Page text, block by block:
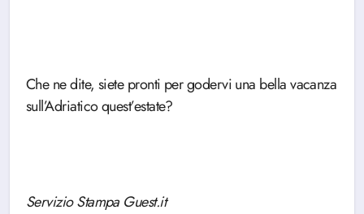
Che ne dite, siete pronti per godervi una bella vacanza
sull’Adriatico quest’estate?
Servizio Stampa Guest.it